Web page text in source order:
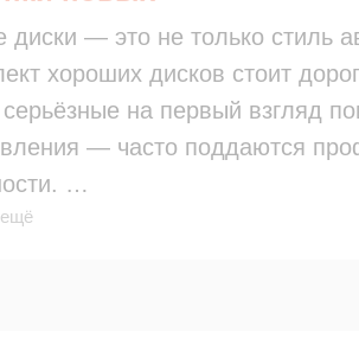
диски — это не только стиль
хороших дисков стоит
на первый взгляд
— часто поддаются
позволяет сохранить